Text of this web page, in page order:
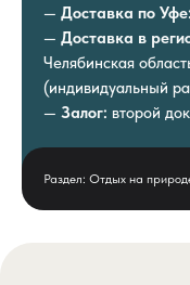
— Доставка по Уфе:
— Доставка в
Челябинская
(индивидуальный
— Залог: второй
Раздел: Отдых на